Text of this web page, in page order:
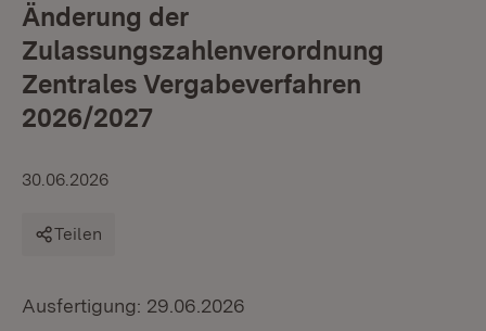
Änderung der
Zulassungszahlenverordnung
Zentrales Vergabeverfahren
2026/2027
30.06.2026
Teilen
Ausfertigung: 29.06.2026